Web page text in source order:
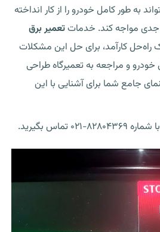
به طور کامل خودرو را از کار انداخته
جدی مواجه کند. خدماتتعمیر برق
راه‌حل کارآمد، برای حل این مشکلات
و مراجعه به تعمیرگاه طراحی
جامع شما برای آشنایی با این
تماس بگیرید.